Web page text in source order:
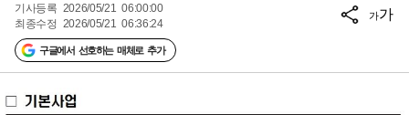
기사등록 2026/05/21 06:00:00
최종수정 2026/05/21 06:36:24
구글에서 선호하는 매체로 추가
가가